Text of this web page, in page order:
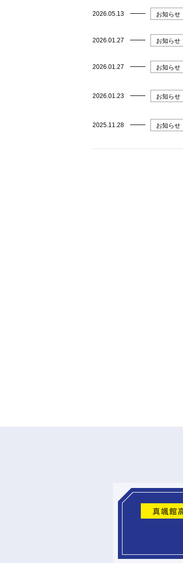
2026.05.13 お知らせ
2026.01.27 お知らせ
2026.01.27 お知らせ
2026.01.23 お知らせ
2025.11.28 お知らせ